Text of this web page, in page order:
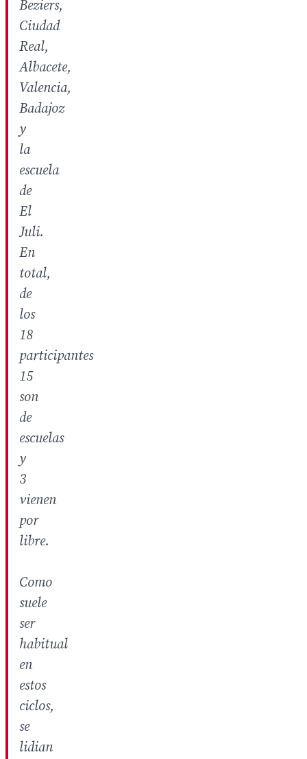
Beziers,
Ciudad
Real,
Albacete,
Valencia,
Badajoz
y
la
escuela
de
El
Juli.
En
total,
de
los
18
participantes
15
son
de
escuelas
y
3
vienen
por
libre.
Como
suele
ser
habitual
en
estos
ciclos,
se
lidian